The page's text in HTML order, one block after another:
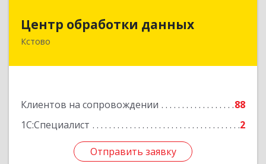
Центр обработки данных
Кстово
Клиентов на сопровождении
88
1С:Специалист
2
Отправить заявку
Центр обработки данных
607650, Нижегородская обл, Кстово г, Победы
Отправить заявку